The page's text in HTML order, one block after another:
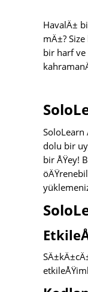
HavalÄ±
mÄ±?
bir harf ve
SoloLearn
dolu bir
bir ÅŸey!